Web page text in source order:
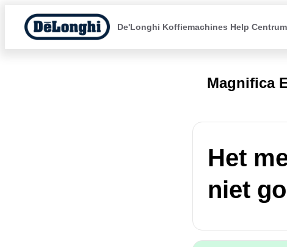
De'Longhi Koffiemachines Help Centrum
Magnifica
Het
niet